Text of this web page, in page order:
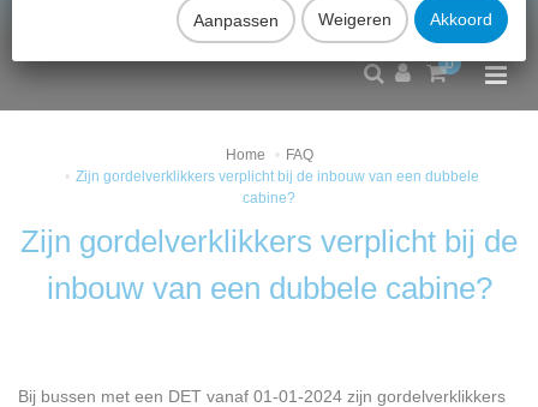
0
Home
FAQ
Zijn gordelverklikkers verplicht bij de inbouw van een dubbele
cabine?
Zijn gordelverklikkers verplicht bij de
inbouw van een dubbele cabine?
Bij bussen met een DET vanaf 01-01-2024 zijn gordelverklikkers
Aanpassen